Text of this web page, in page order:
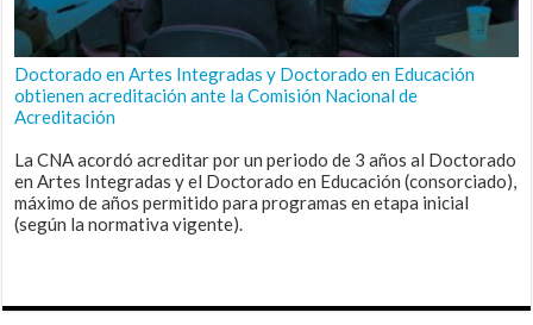
Doctorado en Artes Integradas y Doctorado en Educación
obtienen acreditación ante la Comisión Nacional de
Acreditación
La CNA acordó acreditar por un periodo de 3 años al Doctorado
en Artes Integradas y el Doctorado en Educación (consorciado),
máximo de años permitido para programas en etapa inicial
(según la normativa vigente).